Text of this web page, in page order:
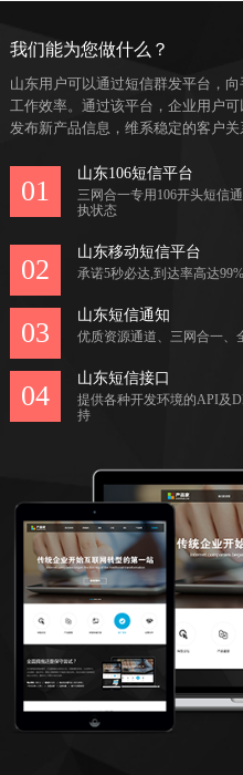
我们能为您做什么？
山东用户可以通过短信群发平台，
工作效率。通过该平台，企业用户
发布新产品信息，维系稳定的客户关
01
山东106短信平台
三网合一专用106开头短信
执状态
02
山东移动短信平台
承诺5秒必达,到达率高达
03
山东短信通知
优质资源通道、三网合一、
04
山东短信接口
提供各种开发环境的API及
持